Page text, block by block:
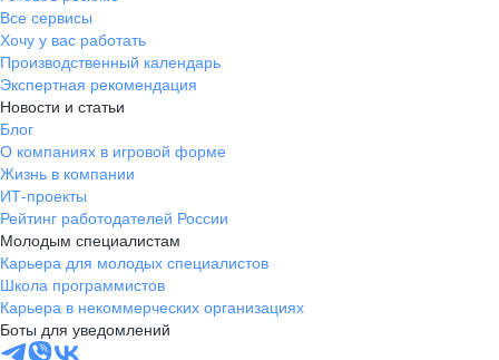
пер. Ланинский д. 4, офис 3.4
+7 423 202-33-28
pr@dv.hh.ru
Новосибирск
ул. Большевистская, д. 35,
помещение 21
+7 383 207-94-64
pr@nsk.hh.ru
Минск
пр-т Дзержинского, д. 57,
Все сервисы
Хочу у вас работать
Производственный календарь
Экспертная рекомендация
Новости и статьи
Блог
О компаниях в игровой форме
Жизнь в компании
ИТ-проекты
Рейтинг работодателей России
Молодым специалистам
Карьера для молодых специалистов
Школа программистов
Карьера в некоммерческих организациях
Боты для уведомлений